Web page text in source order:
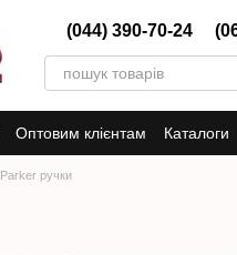
(044) 390-70-24
Оптовим клієнтам Каталоги
Parker ручки